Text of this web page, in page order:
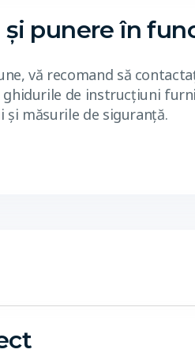
punere în
vă recomand să
ghidurile de instrucțiuni
și măsurile de siguranță.